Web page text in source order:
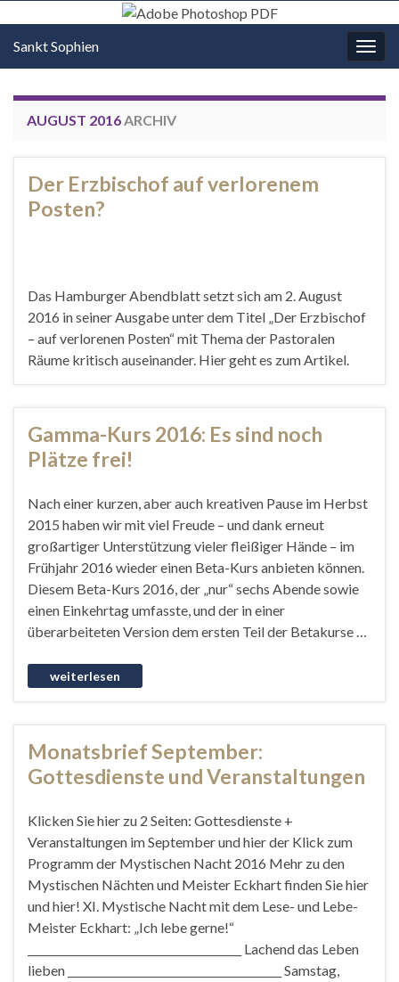
Sankt Sophien
AUGUST 2016ARCHIV
Der Erzbischof auf verlorenem
Posten?
Das Hamburger Abendblatt setzt sich am 2. August
2016 in seiner Ausgabe unter dem Titel „Der Erzbischof
– auf verlorenen Posten“ mit Thema der Pastoralen
Räume kritisch auseinander. Hier geht es zum Artikel.
Gamma-Kurs 2016: Es sind noch
Plätze frei!
Nach einer kurzen, aber auch kreativen Pause im Herbst
2015 haben wir mit viel Freude – und dank erneut
großartiger Unterstützung vieler fleißiger Hände – im
Frühjahr 2016 wieder einen Beta-Kurs anbieten können.
Diesem Beta-Kurs 2016, der „nur“ sechs Abende sowie
einen Einkehrtag umfasste, und der in einer
überarbeiteten Version dem ersten Teil der Betakurse …
Monatsbrief September:
Gottesdienste und Veranstaltungen
Klicken Sie hier zu 2 Seiten: Gottesdienste +
Veranstaltungen im September und hier der Klick zum
Programm der Mystischen Nacht 2016 Mehr zu den
Mystischen Nächten und Meister Eckhart finden Sie hier
und hier! XI. Mystische Nacht mit dem Lese- und Lebe-
Meister Eckhart: „Ich lebe gerne!“
________________________________________ Lachend das Leben
lieben ________________________________________ Samstag,